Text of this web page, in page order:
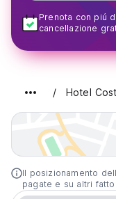
Prenota con piú
cancellazione
Hotel
Il posizionamento
pagate e su altri